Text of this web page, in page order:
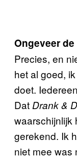
Ongeveer
Precies, en
het al goed,
doet.
DatDrank &
waarschijnlijk
gerekend. Ik
niet mee was